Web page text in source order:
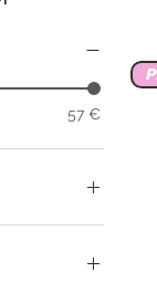
57 €